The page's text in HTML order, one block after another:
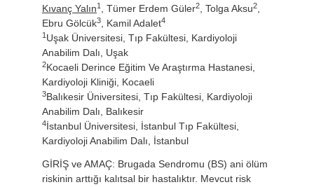
Kıvanç Yalın1 , Tümer Erdem Güler2 , Tolga Aksu2
Ebru Gölcük3 , Kamil Adalet4
1 Uşak Üniversitesi, Tıp Fakültesi, Kardiyoloji
Anabilim Dalı, Uşak
2Kocaeli Derince Eğitim Ve Araştırma Hastanesi,
Kardiyoloji Kliniği, Kocaeli
3Balıkesir Üniversitesi, Tıp Fakültesi, Kardiyoloji
Anabilim Dalı, Balıkesir
4İstanbul Üniversitesi, İstanbul Tıp Fakültesi,
Kardiyoloji Anabilim Dalı, İstanbul
GİRİŞ ve AMAÇ: Brugada Sendromu (BS) ani ölüm
riskinin arttığı kalıtsal bir hastalıktır. Mevcut risk